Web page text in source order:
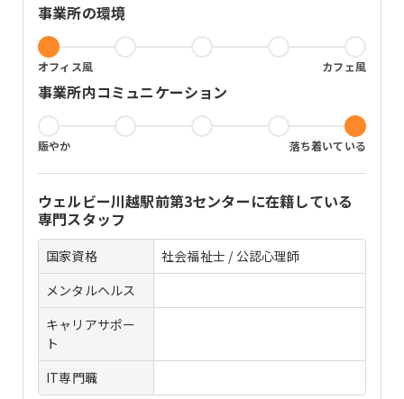
事業所の環境
オフィス風 カフェ風
事業所内コミュニケーション
賑やか 落ち着いている
ウェルビー川越駅前第3センターに在籍している
専門スタッフ
国家資格
社会福祉士 / 公認心理師
メンタルヘルス
キャリアサポー
ト
IT専門職